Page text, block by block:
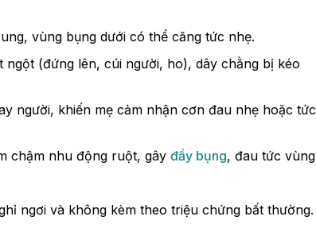
vùng bụng dưới có thể căng tức nhẹ.
(đứng lên, cúi người, ho), dây chằng bị kéo
người, khiến mẹ cảm nhận cơn đau nhẹ hoặc tức
chậm nhu động ruột, gây đầy bụng, đau tức vùng
ngơi và không kèm theo triệu chứng bất thường.